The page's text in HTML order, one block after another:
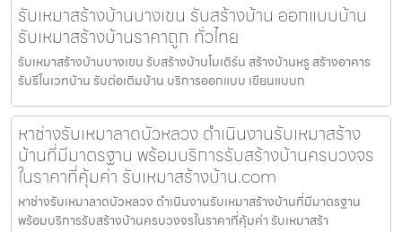
รับเหมาสร้างบ้านบางเขน รับสร้างบ้าน ออกแบบบ้าน
รับเหมาสร้างบ้านราคาถูก ทั่วไทย
รับเหมาสร้างบ้านบางเขน รับสร้างบ้านโมเดิร์น สร้างบ้านหรู สร้างอาคาร
รับรีโนเวทบ้าน รับต่อเติมบ้าน บริการออกแบบ เขียนแบบก
หาช่างรับเหมาลาดบัวหลวง ดำเนินงานรับเหมาสร้าง
บ้านที่มีมาตรฐาน พร้อมบริการรับสร้างบ้านครบวงจร
ในราคาที่คุ้มค่า รับเหมาสร้างบ้าน.com
หาช่างรับเหมาลาดบัวหลวง ดำเนินงานรับเหมาสร้างบ้านที่มีมาตรฐาน
พร้อมบริการรับสร้างบ้านครบวงจรในราคาที่คุ้มค่า รับเหมาสร้า